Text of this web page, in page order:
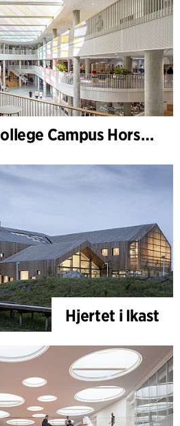
VIA University College Campus Horsens
Hjertet i Ikast